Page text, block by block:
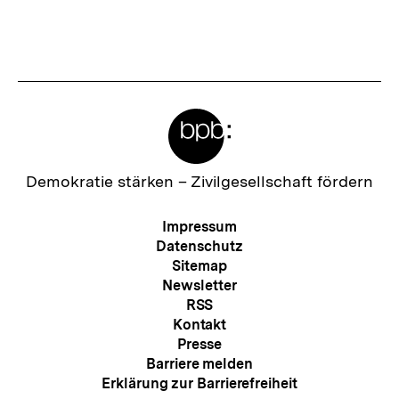
n
Zur
Demokratie stärken – Zivilgesellschaft fördern
Meta-
Navigation
Impressum
Datenschutz
Sitemap
Newsletter
RSS
Kontakt
Presse
Barriere melden
Erklärung zur Barrierefreiheit